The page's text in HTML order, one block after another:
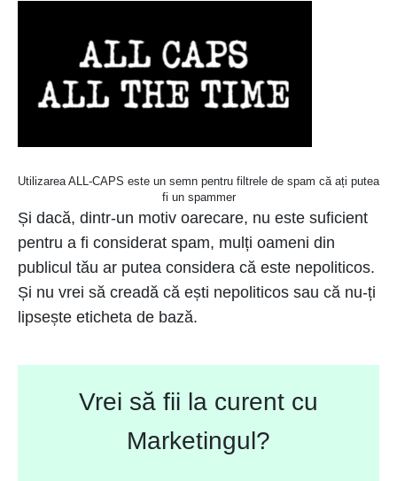
Utilizarea ALL-CAPS este un semn pentru filtrele de spam că ați putea
fi un spammer
Și dacă, dintr-un motiv oarecare, nu este suficient
pentru a fi considerat spam, mulți oameni din
publicul tău ar putea considera că este nepoliticos.
Și nu vrei să creadă că ești nepoliticos sau că nu-ți
lipsește eticheta de bază.
Vrei să fii la curent cu
Marketingul?